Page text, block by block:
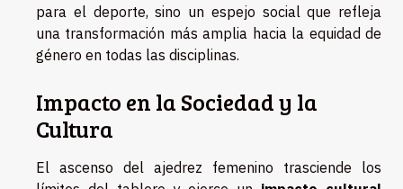
para el deporte, sino un espejo social que refleja
una transformación más amplia hacia la equidad de
género en todas las disciplinas.
Impacto en la Sociedad y la
Cultura
El ascenso del ajedrez femenino trasciende los